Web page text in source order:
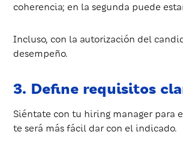
coherencia; en la segunda puede
Incluso, con la autorización del
desempeño.
3. Define requisitos
Siéntate con tu hiring manager para
te será más fácil dar con el indicado.